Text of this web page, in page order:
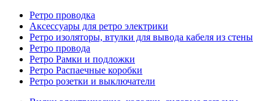
Ретро проводка
Аксессуары для ретро электрики
Ретро изоляторы, втулки для вывода кабеля из стены
Ретро провода
Ретро Рамки и подложки
Ретро Распаечные коробки
Ретро розетки и выключатели